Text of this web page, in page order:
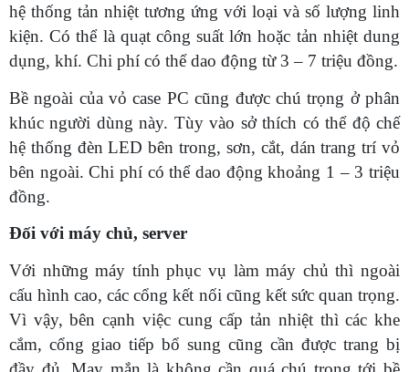
hệ thống tản nhiệt tương ứng với loại và số lượng linh
kiện. Có thể là quạt công suất lớn hoặc tản nhiệt dung
dụng, khí. Chi phí có thể dao động từ 3 – 7 triệu đồng.
Bề ngoài của vỏ case PC cũng được chú trọng ở phân
khúc người dùng này. Tùy vào sở thích có thể độ chế
hệ thống đèn LED bên trong, sơn, cắt, dán trang trí vỏ
bên ngoài. Chi phí có thể dao động khoảng 1 – 3 triệu
đồng.
Đối với máy chủ, server
Với những máy tính phục vụ làm máy chủ thì ngoài
cấu hình cao, các cổng kết nối cũng kết sức quan trọng.
Vì vậy, bên cạnh việc cung cấp tản nhiệt thì các khe
cắm, cổng giao tiếp bổ sung cũng cần được trang bị